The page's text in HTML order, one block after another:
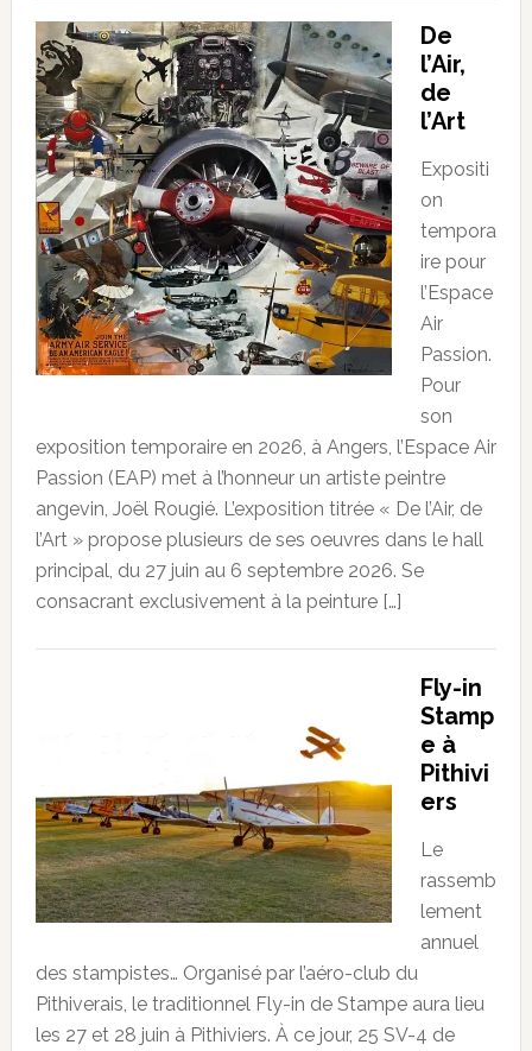
De
l’Air,
de
l’Art
Expositi
on
tempora
ire pour
l’Espace
Air
Passion.
Pour
son
exposition temporaire en 2026, à Angers, l’Espace Air
Passion (EAP) met à l’honneur un artiste peintre
angevin, Joël Rougié. L’exposition titrée « De l’Air, de
l’Art » propose plusieurs de ses oeuvres dans le hall
principal, du 27 juin au 6 septembre 2026. Se
consacrant exclusivement à la peinture […]
Fly-in
Stamp
e à
Pithivi
ers
Le
rassemb
lement
annuel
des stampistes… Organisé par l’aéro-club du
Pithiverais, le traditionnel Fly-in de Stampe aura lieu
les 27 et 28 juin à Pithiviers. À ce jour, 25 SV-4 de